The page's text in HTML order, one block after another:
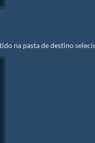
na pasta de destino